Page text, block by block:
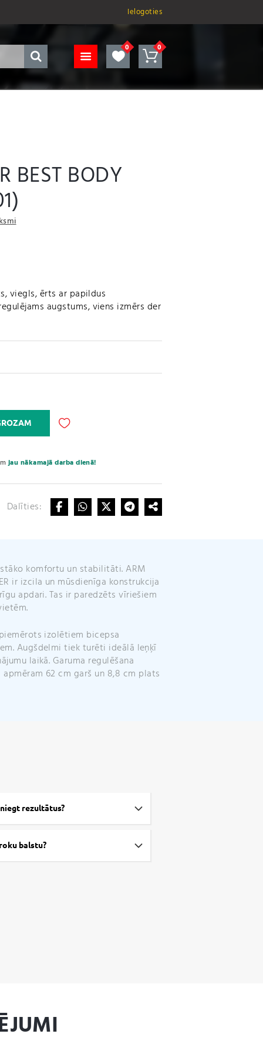
Ielogoties
BEST BODY
viegls, ērts ar papildus
augstums, viens izmērs der
jau nākamajā darba dienā!
r
n
a
t
i
Dalīties:
komfortu un stabilitāti. ARM
ir izcila un mūsdienīga konstrukcija
apdari. Tas ir paredzēts vīriešiem
izolētiem bicepsa
Augšdelmi tiek turēti ideālā leņķī
laikā. Garuma regulēšana
apmēram 62 cm garš un 8,8 cm plats
rezultātus?
balstu?